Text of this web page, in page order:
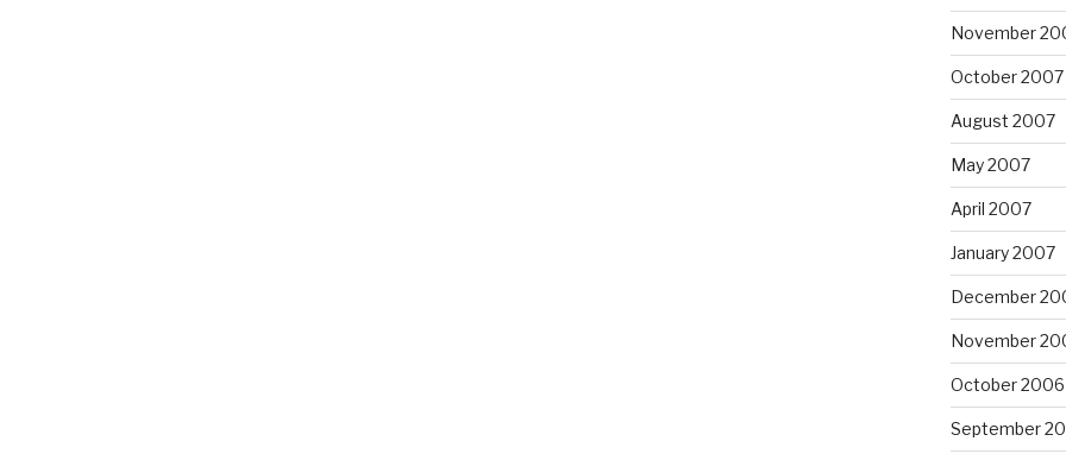
November
October 2007
August 2007
May 2007
April 2007
January 2007
December
November
October 2006
September